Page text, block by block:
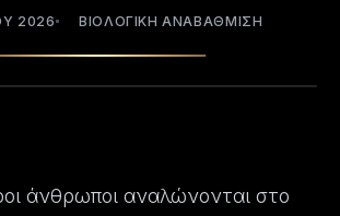
2026 ΒΙΟΛΟΓΙΚΗ ΑΝΑΒΑΘΜΙΣΗ
άνθρωποι αναλώνονται στο